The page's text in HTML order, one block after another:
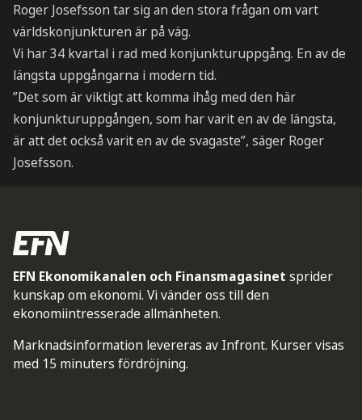
Roger Josefsson tar sig an den stora frågan om vart
världskonjunkturen är på väg.
Vi har 34 kvartal i rad med konjunkturuppgång. En av de
längsta uppgångarna i modern tid.
”Det som är viktigt att komma ihåg med den här
konjunkturuppgången, som har varit en av de längsta,
är att det också varit en av de svagaste”, säger Roger
Josefsson.
EFN Ekonomikanalen och Finansmagasinet sprider
kunskap om ekonomi. Vi vänder oss till den
ekonomiintresserade allmänheten.
Marknadsinformation levereras av Infront. Kurser visas
med 15 minuters fördröjning.